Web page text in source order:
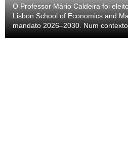
O Professor Mário Caldeira foi
Lisbon School of Economics and
mandato 2026–2030. Num